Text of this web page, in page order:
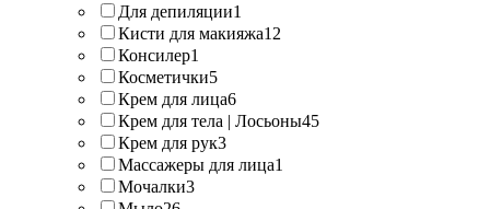
Для депиляции1
Кисти для макияжа12
Консилер1
Косметички5
Крем для лица6
Крем для тела | Лосьоны45
Крем для рук3
Массажеры для лица1
Мочалки3